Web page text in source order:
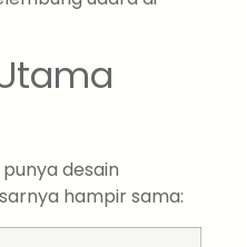
desain
hampir sama: